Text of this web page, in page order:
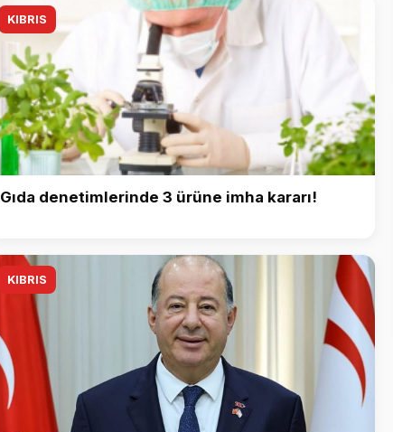
KIBRIS
Gıda denetimlerinde 3 ürüne imha kararı!
KIBRIS